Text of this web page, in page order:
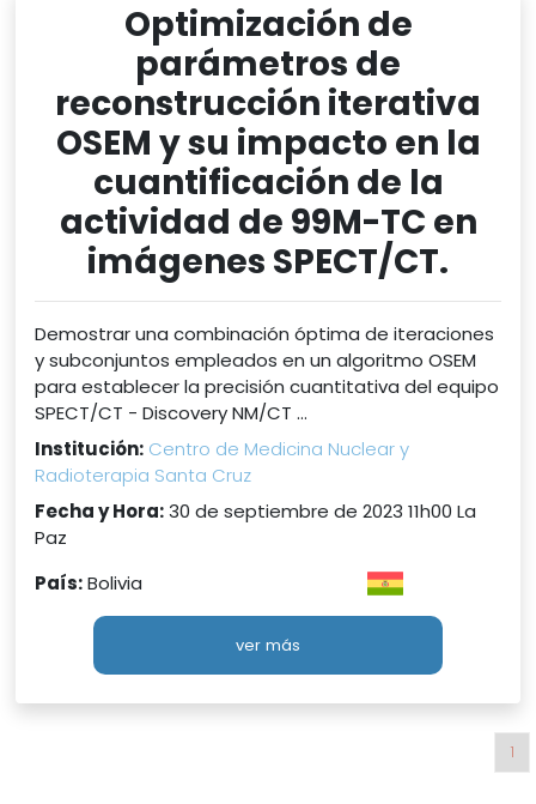
Optimización de
parámetros de
reconstrucción iterativa
OSEM y su impacto en la
cuantificación de la
actividad de 99M-TC en
imágenes SPECT/CT.
Demostrar una combinación óptima de iteraciones
y subconjuntos empleados en un algoritmo OSEM
para establecer la precisión cuantitativa del equipo
SPECT/CT - Discovery NM/CT ...
Institución: Centro de Medicina Nuclear y
Radioterapia Santa Cruz
Fecha y Hora:30 de septiembre de 2023 11h00 La
Paz
País:Bolivia
ver más
1